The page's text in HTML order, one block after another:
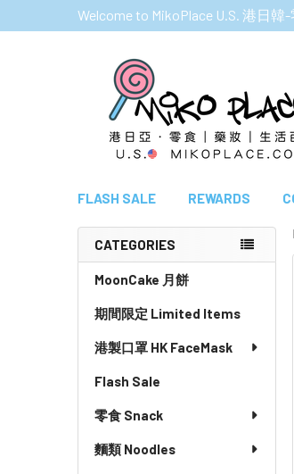
Welcome to MikoPlace U.S. 港日
FLASH SALE REWARDS
Sidebar
CATEGORIES
MoonCake 月餅
期間限定 Limited Items
港製口罩 HK FaceMask
Flash Sale
零食 Snack
麵類 Noodles